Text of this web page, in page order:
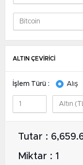
ALTIN ÇEVİRİCİ
İşlem Türü : Alış
Tutar :
Miktar : 1